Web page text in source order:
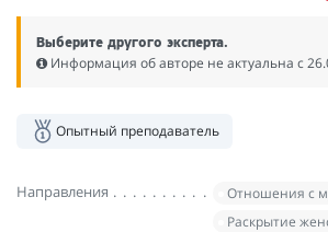
Выберите другого эксперта.
Информация об авторе не актуальна c
Опытный преподаватель
Направления
Отношения с
Раскрытие